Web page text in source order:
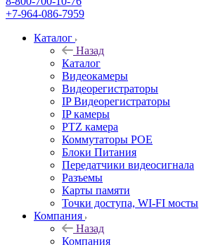
+7-964-086-7959
Каталог
Назад
Каталог
Видеокамеры
Видеорегистраторы
IP Видеорегистраторы
IP камеры
PTZ камера
Коммутаторы POE
Блоки Питания
Передатчики видеосигнала
Разъемы
Карты памяти
Точки доступа, WI-FI мосты
Компания
Назад
Компания